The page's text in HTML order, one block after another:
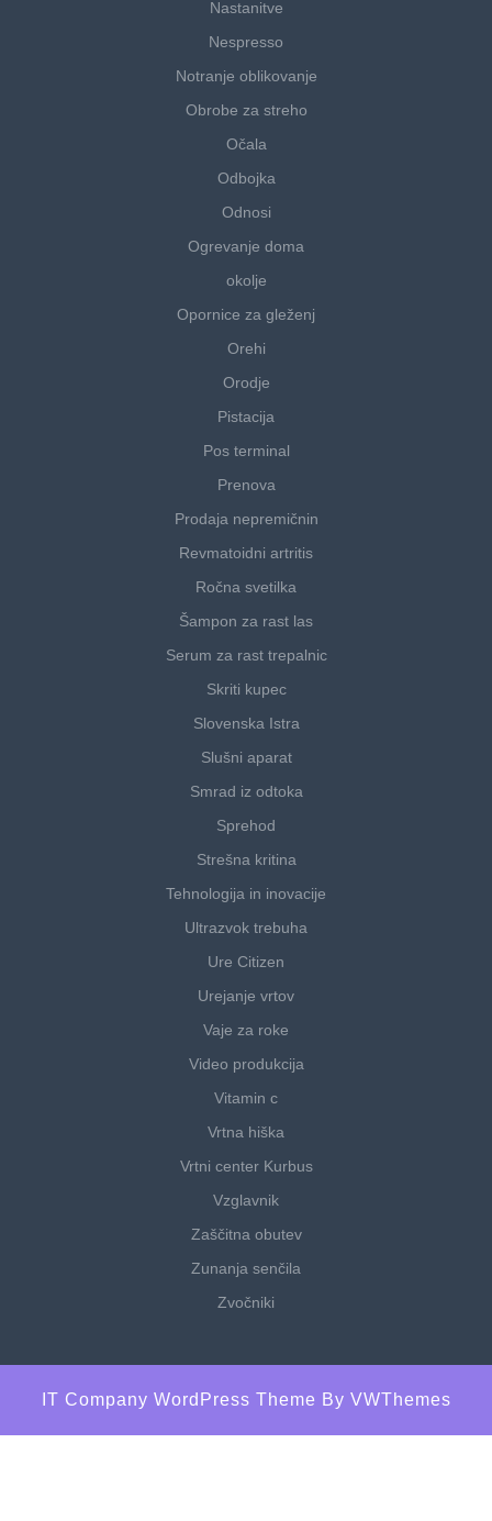
Nastanitve
Nespresso
Notranje oblikovanje
Obrobe za streho
Očala
Odbojka
Odnosi
Ogrevanje doma
okolje
Opornice za gleženj
Orehi
Orodje
Pistacija
Pos terminal
Prenova
Prodaja nepremičnin
Revmatoidni artritis
Ročna svetilka
Šampon za rast las
Serum za rast trepalnic
Skriti kupec
Slovenska Istra
Slušni aparat
Smrad iz odtoka
Sprehod
Strešna kritina
Tehnologija in inovacije
Ultrazvok trebuha
Ure Citizen
Urejanje vrtov
Vaje za roke
Video produkcija
Vitamin c
Vrtna hiška
Vrtni center Kurbus
Vzglavnik
Zaščitna obutev
Zunanja senčila
Zvočniki
IT Company WordPress Theme By VWThemes